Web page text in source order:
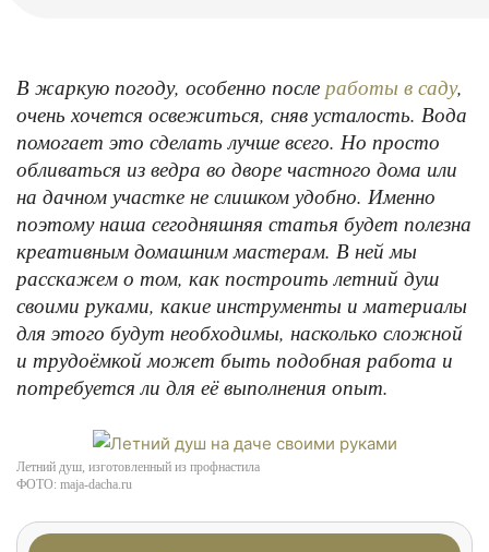
В жаркую погоду, особенно после работы в саду,
очень хочется освежиться, сняв усталость. Вода
помогает это сделать лучше всего. Но просто
обливаться из ведра во дворе частного дома или
на дачном участке не слишком удобно. Именно
поэтому наша сегодняшняя статья будет полезна
креативным домашним мастерам. В ней мы
расскажем о том, как построить летний душ
своими руками, какие инструменты и материалы
для этого будут необходимы, насколько сложной
и трудоёмкой может быть подобная работа и
потребуется ли для её выполнения опыт.
Летний душ, изготовленный из профнастила
ФОТО: maja-dacha.ru